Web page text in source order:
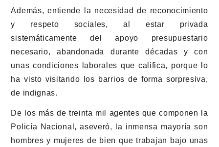
Además, entiende la necesidad de reconocimiento
y respeto sociales, al estar privada
sistemáticamente del apoyo presupuestario
necesario, abandonada durante décadas y con
unas condiciones laborales que califica, porque lo
ha visto visitando los barrios de forma sorpresiva,
de indignas.
De los más de treinta mil agentes que componen la
Policía Nacional, aseveró, la inmensa mayoría son
hombres y mujeres de bien que trabajan bajo unas